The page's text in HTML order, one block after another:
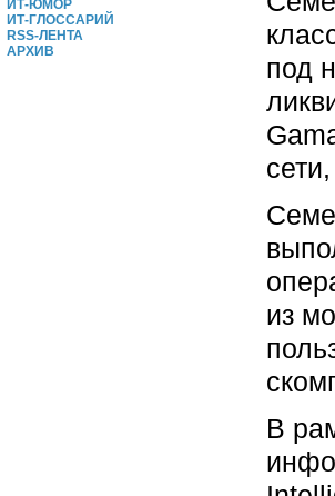
ИТ-ЮМОР
ИТ-ГЛОССАРИЙ
RSS-ЛЕНТА
АРХИВ
под
из
В